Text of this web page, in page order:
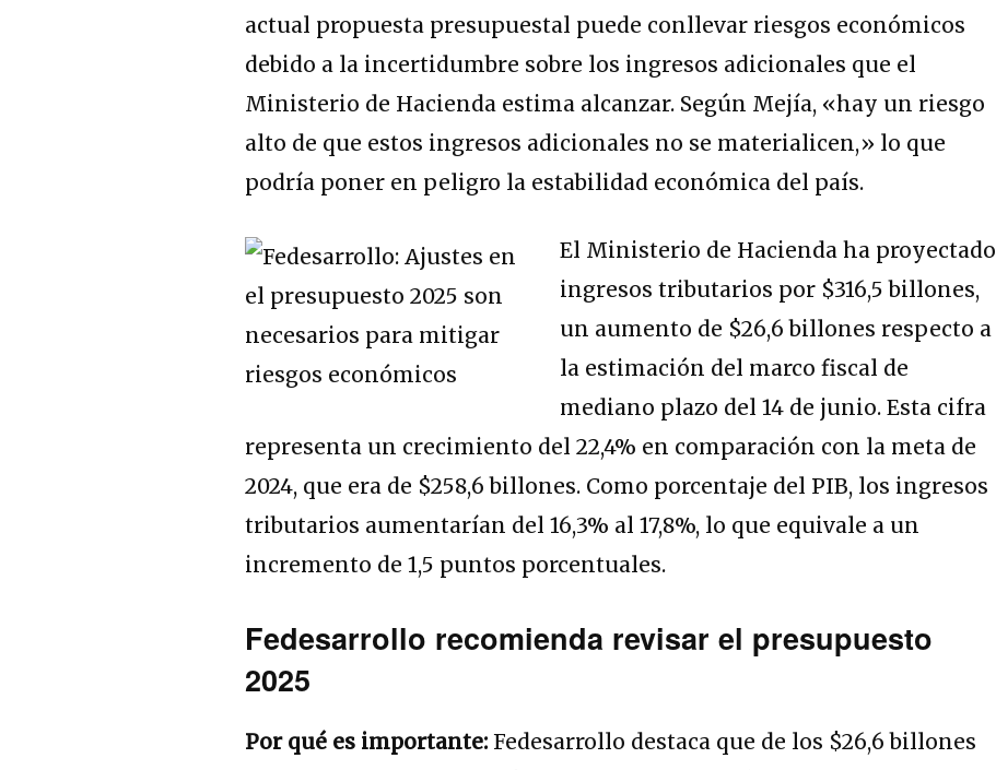
actual propuesta presupuestal puede conllevar riesgos económicos
debido a la incertidumbre sobre los ingresos adicionales que el
Ministerio de Hacienda estima alcanzar. Según Mejía, «hay un riesgo
alto de que estos ingresos adicionales no se materialicen,» lo que
podría poner en peligro la estabilidad económica del país.
El Ministerio de Hacienda ha proyectado
ingresos tributarios por $316,5 billones,
un aumento de $26,6 billones respecto a
la estimación del marco fiscal de
mediano plazo del 14 de junio. Esta cifra
representa un crecimiento del 22,4% en comparación con la meta de
2024, que era de $258,6 billones. Como porcentaje del PIB, los ingresos
tributarios aumentarían del 16,3% al 17,8%, lo que equivale a un
incremento de 1,5 puntos porcentuales.
Fedesarrollo recomienda revisar el presupuesto
2025
Por qué es importante:Fedesarrollo destaca que de los $26,6 billones